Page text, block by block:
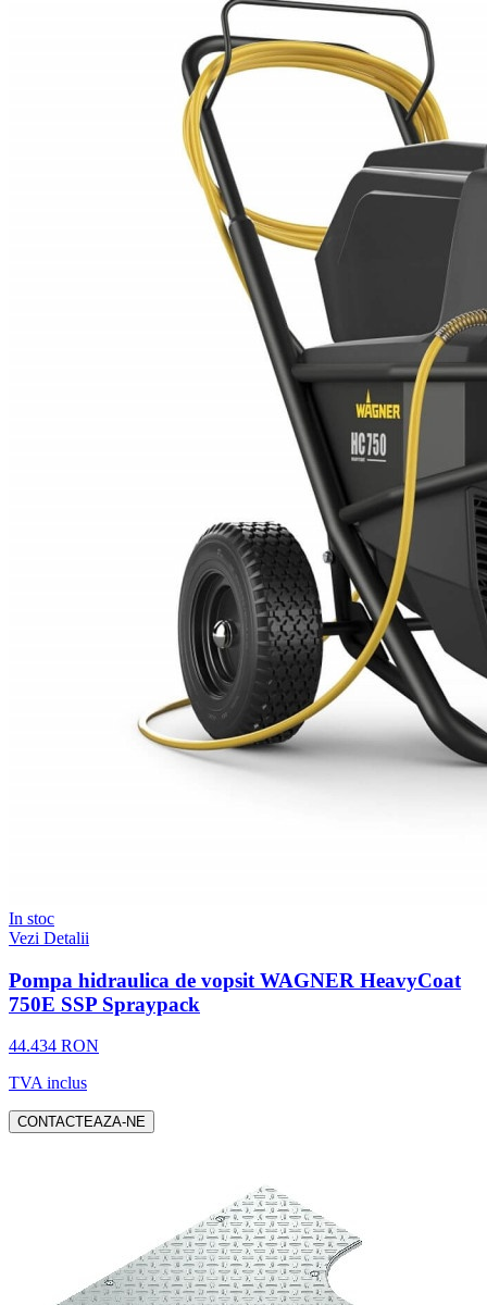
In stoc
Vezi Detalii
Pompa hidraulica de vopsit WAGNER HeavyCoat
750E SSP Spraypack
44.434 RON
TVA inclus
CONTACTEAZA-NE